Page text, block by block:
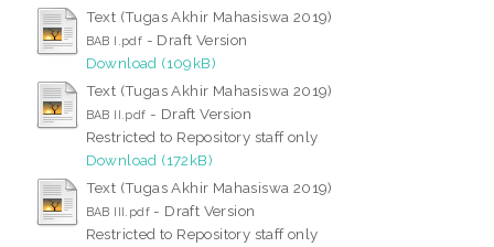
Text (Tugas Akhir Mahasiswa 2019)
BAB I.pdf - Draft Version
Download (109kB)
Text (Tugas Akhir Mahasiswa 2019)
BAB II.pdf - Draft Version
Restricted to Repository staff only
Download (172kB)
Text (Tugas Akhir Mahasiswa 2019)
BAB III.pdf - Draft Version
Restricted to Repository staff only